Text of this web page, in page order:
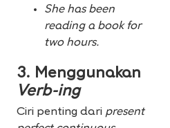
She has been
reading a book for
two hours.
3. Menggunakan
Verb-ing
Ciri penting dari present